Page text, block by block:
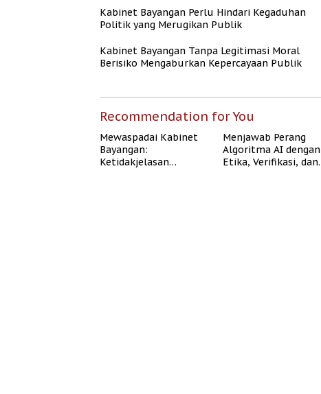
Kabinet Bayangan Perlu Hindari Kegaduhan
Politik yang Merugikan Publik
Kabinet Bayangan Tanpa Legitimasi Moral
Berisiko Mengaburkan Kepercayaan Publik
Recommendation for You
Mewaspadai Kabinet
Bayangan:
Ketidakjelasan
Menjawab Perang
Algoritma AI dengan
Etika, Verifikasi, dan